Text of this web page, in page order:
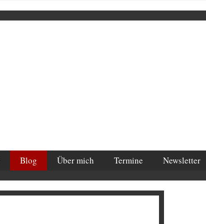
Blog Über mich Termine Newsletter